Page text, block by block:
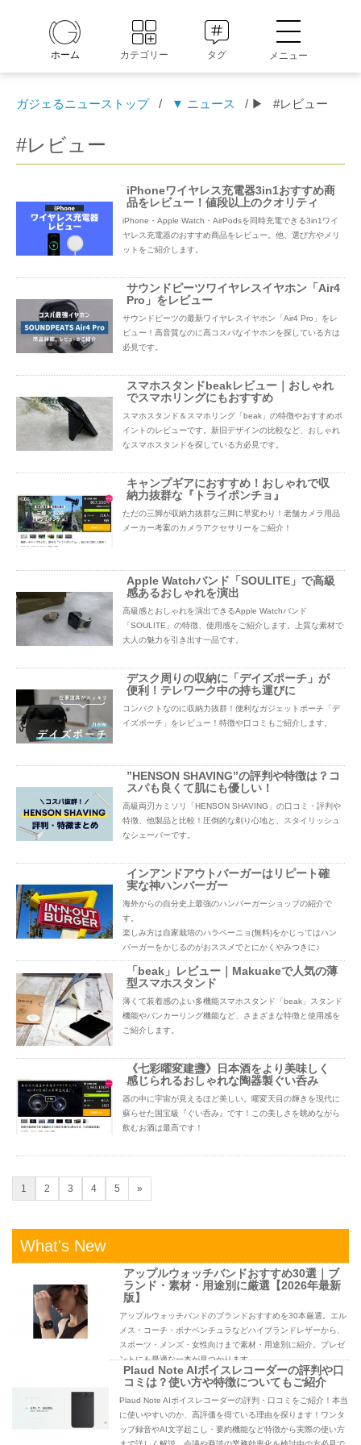
ホーム カテゴリー タグ メニュー
ガジェるニューストップ / ▼ ニュース / ▶ #レビュー
#レビュー
iPhoneワイヤレス充電器3in1おすすめ商
品をレビュー！値段以上のクオリティ
iPhone・Apple Watch・AirPodsを同時充電できる3in1ワイ
ヤレス充電器のおすすめ商品をレビュー。他、選び方やメリ
ットをご紹介します。
サウンドピーツワイヤレスイヤホン「Air4
Pro」をレビュー
サウンドピーツの最新ワイヤレスイヤホン「Air4 Pro」をレ
ビュー！高音質なのに高コスパなイヤホンを探している方は
必見です。
スマホスタンドbeakレビュー｜おしゃれ
でスマホリングにもおすすめ
スマホスタンド＆スマホリング「beak」の特徴やおすすめポ
イントのレビューです。新旧デザインの比較など、おしゃれ
なスマホスタンドを探している方必見です。
キャンプギアにおすすめ！おしゃれで収
納力抜群な『トライポンチョ』
ただの三脚が収納力抜群な三脚に早変わり！老舗カメラ用品
メーカー考案のカメラアクセサリーをご紹介！
Apple Watchバンド「SOULITE」で高級
感あるおしゃれを演出
高級感とおしゃれを演出できるApple Watchバンド
「SOULITE」の特徴、使用感をご紹介します。上質な素材で
大人の魅力を引き出す一品です。
デスク周りの収納に「デイズポーチ」が
便利！テレワーク中の持ち運びに
コンパクトなのに収納力抜群！便利なガジェットポーチ「デ
イズポーチ」をレビュー！特徴や口コミもご紹介します。
”HENSON SHAVING”の評判や特徴は？コ
スパも良くて肌にも優しい！
高級両刃カミソリ「HENSON SHAVING」の口コミ・評判や
特徴、他製品と比較！圧倒的な剃り心地と、スタイリッシュ
なシェーバーです。
インアンドアウトバーガーはリピート確
実な神ハンバーガー
海外からの自分史上最強のハンバーガーショップの紹介で
す。
楽しみ方は自家栽培のハラペーニョ(無料)をかじってはハン
バーガーをかじるのがおススメでとにかくやみつきに♪
「beak」レビュー｜Makuakeで人気の薄
型スマホスタンド
薄くて装着感のよい多機能スマホスタンド「beak」スタンド
機能やバンカーリング機能など、さまざまな特徴と使用感を
ご紹介します。
《七彩曜変建盞》日本酒をより美味しく
感じられるおしゃれな陶器製ぐい呑み
器の中に宇宙が見えるほど美しい。曜変天目の輝きを現代に
蘇らせた国宝級『ぐい呑み』です！この美しさを眺めながら
飲むお酒は最高です！
1 2 3 4 5 »
What's New
アップルウォッチバンドおすすめ30選｜ブ
ランド・素材・用途別に厳選【2026年最新
版】
アップルウォッチバンドのブランドおすすめを30本厳選。エル
メス・コーチ・ボナベンチュラなどハイブランドレザーから、
スポーツ・メンズ・女性向けまで素材・用途別に紹介。プレゼ
ントにも最適な一本が見つかります。
Plaud Note AIボイスレコーダーの評判や口
コミは？使い方や特徴についてもご紹介
Plaud Note AIボイスレコーダーの評判・口コミをご紹介！本当
に使いやすいのか、高評価を得ている理由を探ります！ワンタ
ップ録音やAI文字起こし・要約機能など特徴から実際の使い方